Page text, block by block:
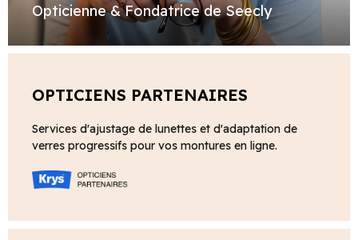
Opticienne & Fondatrice de Seecly
OPTICIENS PARTENAIRES
Services d'ajustage de lunettes et d'adaptation de
verres progressifs pour vos montures en ligne.